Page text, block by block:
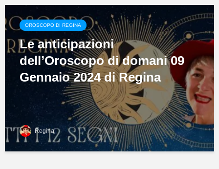
OROSCOPO DI REGINA
Le anticipazioni
dell’Oroscopo di domani 09
Gennaio 2024 di Regina
Regina